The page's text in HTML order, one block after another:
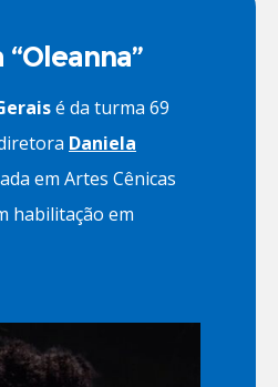
é da turma 69
Daniela
em Artes Cênicas
habilitação em